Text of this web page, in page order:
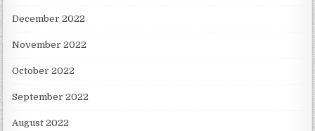
December 2022
November 2022
October 2022
September 2022
August 2022